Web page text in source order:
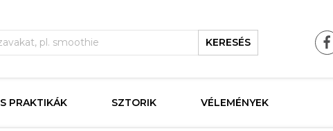
KERESÉS
PRAKTIKÁK SZTORIK VÉLEMÉNYEK